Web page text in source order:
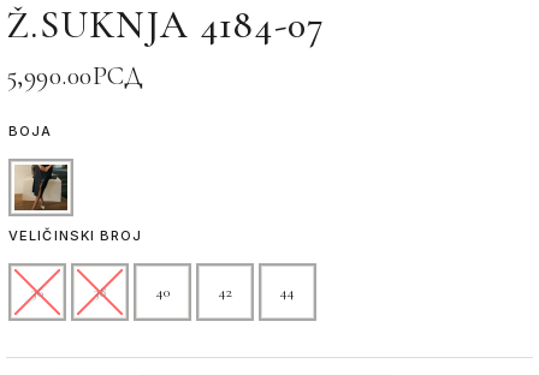
Ž.SUKNJA 4184-07
5,990.00РСД
BOJA
VELIČINSKI BROJ
36 38 40 42 44